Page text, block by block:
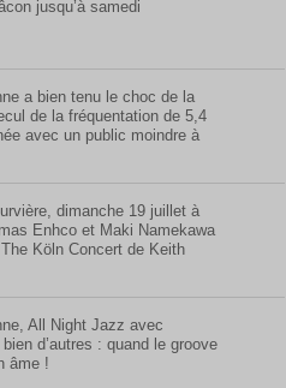
jusqu’à samedi
a bien tenu le choc de la
de la fréquentation de 5,4
avec un public moindre à
dimanche 19 juillet à
Enhco et Maki Namekawa
Köln Concert de Keith
All Night Jazz avec
d’autres : quand le groove
âme !